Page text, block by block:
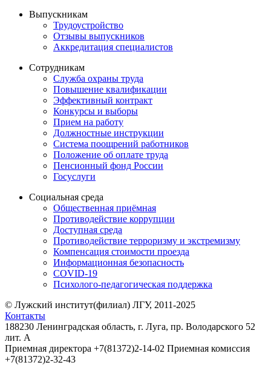
Выпускникам
Трудоустройство
Отзывы выпускников
Аккредитация специалистов
Сотрудникам
Служба охраны труда
Повышение квалификации
Эффективный контракт
Конкурсы и выборы
Прием на работу
Должностные инструкции
Система поощрений работников
Положение об оплате труда
Пенсионный фонд России
Госуслуги
Социальная среда
Общественная приёмная
Противодействие коррупции
Доступная среда
Противодействие терроризму и экстремизму
Компенсация стоимости проезда
Информационная безопасность
COVID-19
Психолого-педагогическая поддержка
© Лужский институт(филиал) ЛГУ, 2011-2025
Контакты
188230 Ленинградская область, г. Луга, пр. Володарского 52
лит. А
Приемная директора +7(81372)2-14-02 Приемная комиссия
+7(81372)2-32-43